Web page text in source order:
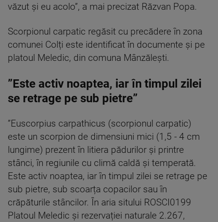
văzut și eu acolo”, a mai precizat Răzvan Popa.
Scorpionul carpatic regăsit cu precădere în zona
comunei Colți este identificat în documente și pe
platoul Meledic, din comuna Mânzălești.
”Este activ noaptea, iar în timpul zilei
se retrage pe sub pietre”
”Euscorpius carpathicus (scorpionul carpatic)
este un scorpion de dimensiuni mici (1,5 - 4 cm
lungime) prezent în litiera pădurilor și printre
stânci, în regiunile cu climă caldă și temperată.
Este activ noaptea, iar în timpul zilei se retrage pe
sub pietre, sub scoarța copacilor sau în
crăpăturile stâncilor. În aria sitului ROSCI0199
Platoul Meledic și rezervației naturale 2.267,